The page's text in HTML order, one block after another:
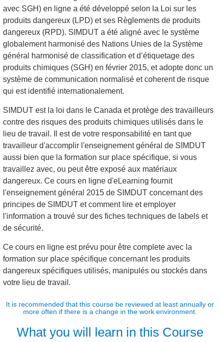
avec SGH) en ligne a été développé selon la Loi sur les
produits dangereux (LPD) et ses Règlements de produits
dangereux (RPD). SIMDUT a été aligné avec le système
globalement harmonisé des Nations Unies de la Système
général harmonisé de classification et d’étiquetage des
produits chimiques (SGH) en février 2015, et adopte donc un
système de communication normalisé et coherent de risque
qui est identifié internationalement.
SIMDUT est la loi dans le Canada et protège des travailleurs
contre des risques des produits chimiques utilisés dans le
lieu de travail. Il est de votre responsabilité en tant que
travailleur d'accomplir l'enseignement général de SIMDUT
aussi bien que la formation sur place spécifique, si vous
travaillez avec, ou peut être exposé aux matériaux
dangereux. Ce cours en ligne d'eLearning fournit
l'enseignement général 2015 de SIMDUT concernant des
principes de SIMDUT et comment lire et employer
l'information a trouvé sur des fiches techniques de labels et
de sécurité.
Ce cours en ligne est prévu pour être complete avec la
formation sur place spécifique concernant les produits
dangereux spécifiques utilisés, manipulés ou stockés dans
votre lieu de travail.
It is recommended that this course be reviewed at least annually or
more often if there is a change in the work environment.
What you will learn in this Course